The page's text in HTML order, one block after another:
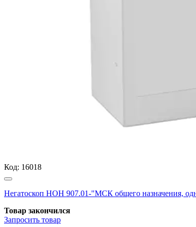
Код: 16018
Негатоскоп НОН 907.01-"МСК общего назначения,
Товар закончился
Запросить товар